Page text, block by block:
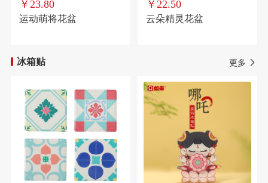
￥23.80
运动萌将花盆
￥22.50
云朵精灵花盆
冰箱贴 更多